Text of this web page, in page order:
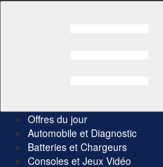
Offres du jour
Automobile et Diagnostic
Batteries et Chargeurs
Consoles et Jeux Vidéo